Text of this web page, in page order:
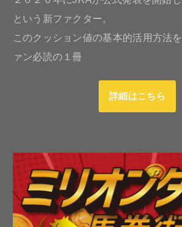
という新ファクター。
このクッション値の基本的活用方法
ァン必読の１冊
詳細はこちら